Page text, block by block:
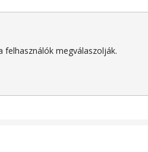
felhasználók megválaszolják.